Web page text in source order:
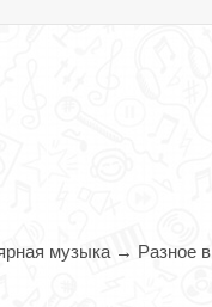
музыка → Разное в